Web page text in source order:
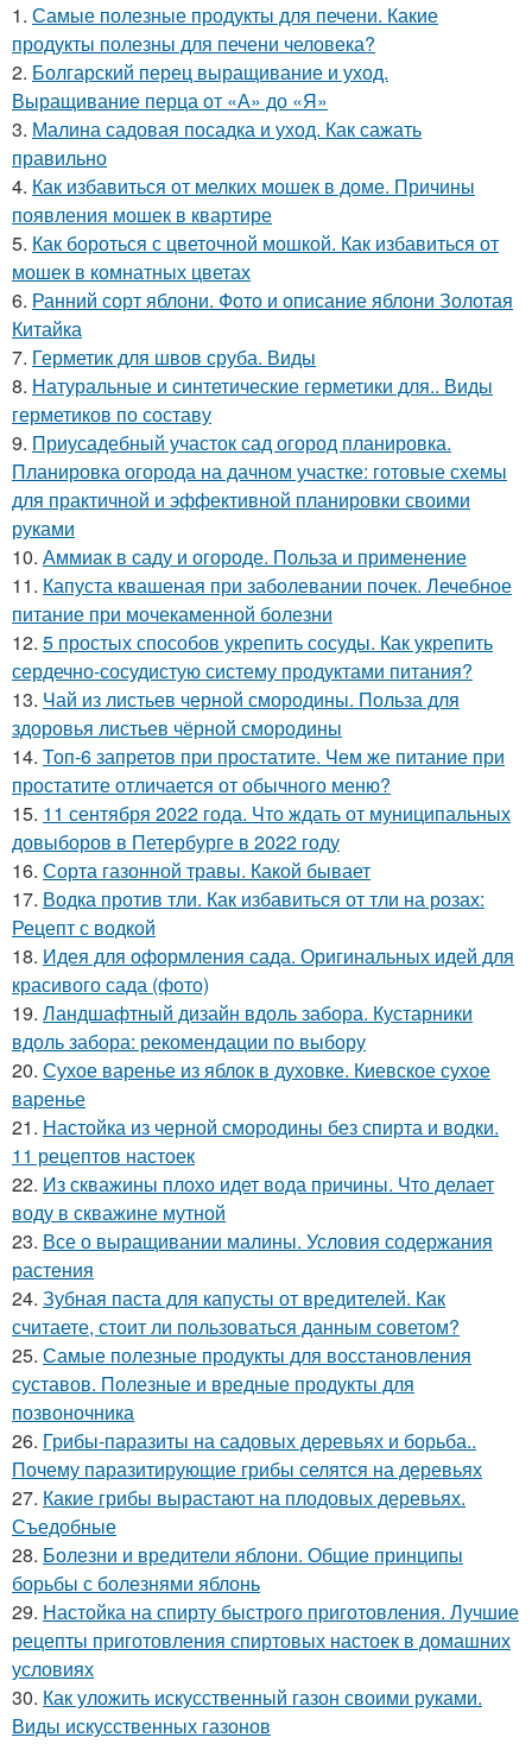
1. Самые полезные продукты для печени. Какие
продукты полезны для печени человека?
2. Болгарский перец выращивание и уход.
Выращивание перца от «А» до «Я»
3. Малина садовая посадка и уход. Как сажать
правильно
4. Как избавиться от мелких мошек в доме. Причины
появления мошек в квартире
5. Как бороться с цветочной мошкой. Как избавиться от
мошек в комнатных цветах
6. Ранний сорт яблони. Фото и описание яблони Золотая
Китайка
7. Герметик для швов сруба. Виды
8. Натуральные и синтетические герметики для.. Виды
герметиков по составу
9. Приусадебный участок сад огород планировка.
Планировка огорода на дачном участке: готовые схемы
для практичной и эффективной планировки своими
руками
10. Аммиак в саду и огороде. Польза и применение
11. Капуста квашеная при заболевании почек. Лечебное
питание при мочекаменной болезни
12. 5 простых способов укрепить сосуды. Как укрепить
сердечно-сосудистую систему продуктами питания?
13. Чай из листьев черной смородины. Польза для
здоровья листьев чёрной смородины
14. Топ-6 запретов при простатите. Чем же питание при
простатите отличается от обычного меню?
15. 11 сентября 2022 года. Что ждать от муниципальных
довыборов в Петербурге в 2022 году
16. Сорта газонной травы. Какой бывает
17. Водка против тли. Как избавиться от тли на розах:
Рецепт с водкой
18. Идея для оформления сада. Оригинальных идей для
красивого сада (фото)
19. Ландшафтный дизайн вдоль забора. Кустарники
вдоль забора: рекомендации по выбору
20. Сухое варенье из яблок в духовке. Киевское сухое
варенье
21. Настойка из черной смородины без спирта и водки.
11 рецептов настоек
22. Из скважины плохо идет вода причины. Что делает
воду в скважине мутной
23. Все о выращивании малины. Условия содержания
растения
24. Зубная паста для капусты от вредителей. Как
считаете, стоит ли пользоваться данным советом?
25. Самые полезные продукты для восстановления
суставов. Полезные и вредные продукты для
позвоночника
26. Грибы-паразиты на садовых деревьях и борьба..
Почему паразитирующие грибы селятся на деревьях
27. Какие грибы вырастают на плодовых деревьях.
Съедобные
28. Болезни и вредители яблони. Общие принципы
борьбы с болезнями яблонь
29. Настойка на спирту быстрого приготовления. Лучшие
рецепты приготовления спиртовых настоек в домашних
условиях
30. Как уложить искусственный газон своими руками.
Виды искусственных газонов